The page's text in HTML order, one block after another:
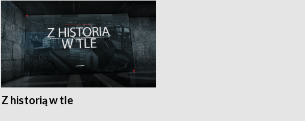
Z historią w tle